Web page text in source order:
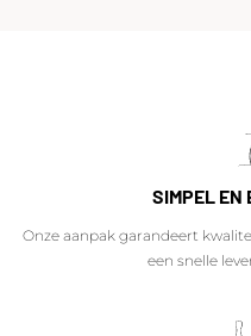
SIMPEL EN
Onze aanpak garandeert
een snelle